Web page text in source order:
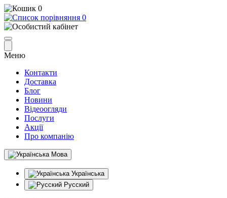
0
0
Меню
Контакти
Доставка
Блог
Новини
Відеоогляди
Послуги
Акції
Про компанію
Мова
Українська
Русский